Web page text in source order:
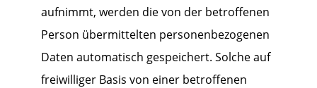
aufnimmt, werden die von der betroffenen
Person übermittelten personenbezogenen
Daten automatisch gespeichert. Solche auf
freiwilliger Basis von einer betroffenen